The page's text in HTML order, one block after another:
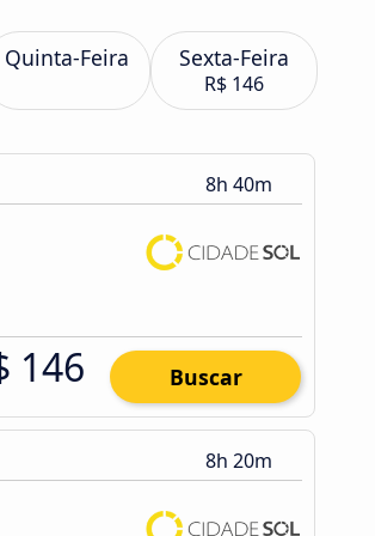
Quinta-Feira Sexta-Feira
R$ 146
8h 40m
146 Buscar
8h 20m